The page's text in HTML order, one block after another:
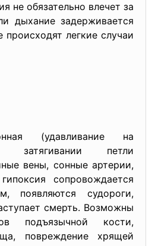
не обязательно влечет за
дыхание задерживается
происходят легкие случаи
(удавливание на
затягивании петли
вены, сонные артерии,
сопровождается
появляются судороги,
смерть. Возможны
подъязычной кости,
повреждение хрящей